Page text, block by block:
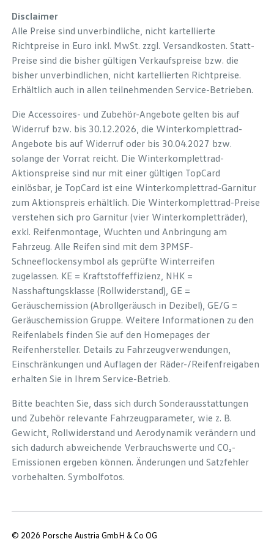
Disclaimer
Alle Preise sind unverbindliche, nicht kartellierte
Richtpreise in Euro inkl. MwSt. zzgl. Versandkosten. Statt-
Preise sind die bisher gültigen Verkaufspreise bzw. die
bisher unverbindlichen, nicht kartellierten Richtpreise.
Erhältlich auch in allen teilnehmenden Service-Betrieben.
Die Accessoires- und Zubehör-Angebote gelten bis auf
Widerruf bzw. bis 30.12.2026, die Winterkomplettrad-
Angebote bis auf Widerruf oder bis 30.04.2027 bzw.
solange der Vorrat reicht. Die Winterkomplettrad-
Aktionspreise sind nur mit einer gültigen TopCard
einlösbar, je TopCard ist eine Winterkomplettrad-Garnitur
zum Aktionspreis erhältlich. Die Winterkomplettrad-Preise
verstehen sich pro Garnitur (vier Winterkompletträder),
exkl. Reifenmontage, Wuchten und Anbringung am
Fahrzeug. Alle Reifen sind mit dem 3PMSF-
Schneeflockensymbol als geprüfte Winterreifen
zugelassen. KE = Kraftstoffeffizienz, NHK =
Nasshaftungsklasse (Rollwiderstand), GE =
Geräuschemission (Abrollgeräusch in Dezibel), GE/G =
Geräuschemission Gruppe. Weitere Informationen zu den
Reifenlabels finden Sie auf den Homepages der
Reifenhersteller. Details zu Fahrzeugverwendungen,
Einschränkungen und Auflagen der Räder-/Reifenfreigaben
erhalten Sie in Ihrem Service-Betrieb.
Bitte beachten Sie, dass sich durch Sonderausstattungen
und Zubehör relevante Fahrzeugparameter, wie z. B.
Gewicht, Rollwiderstand und Aerodynamik verändern und
sich dadurch abweichende Verbrauchswerte und CO₂-
Emissionen ergeben können. Änderungen und Satzfehler
vorbehalten. Symbolfotos.
© 2026 Porsche Austria GmbH & Co OG